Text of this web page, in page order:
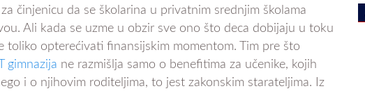
činjenicu da se školarina u privatnim srednjim školama
Ali kada se uzme u obzir sve ono što deca dobijaju u toku
toliko opterećivati finansijskim momentom. Tim pre što
gimnazija ne razmišlja samo o benefitima za učenike, kojih
i o njihovim roditeljima, to jest zakonskim starateljima. Iz